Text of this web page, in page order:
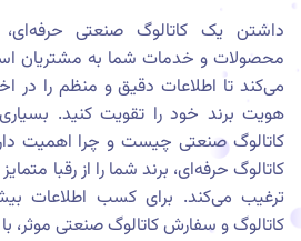
داشتن یک کاتالوگ صنعتی
محصولات و خدمات شما به مشتریان
می‌کند تا اطلاعات دقیق و منظم را در
هویت برند خود را تقویت کنید.
کاتالوگ صنعتی چیست و چرا اهمیت
کاتالوگ حرفه‌ای، برند شما را از رقبا
ترغیب می‌کند. برای کسب اطلاعات
کاتالوگ و سفارش کاتالوگ صنعتی موثر،